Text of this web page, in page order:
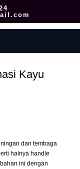
Kayu
dan tembaga
halnya handle
ini dengan